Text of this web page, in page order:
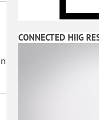
CONNECTED HIIG